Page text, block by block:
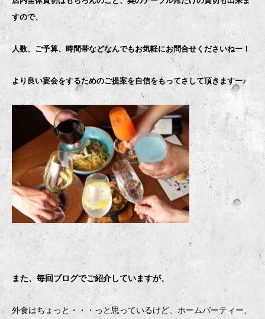
すので、
人数、ご予算、時間帯などなんでもお気軽にお問合せくださいねー！
より良い宴会をするためのご提案を自信をもってさして頂きますー♪
また、毎回ブログでご紹介していますが、
外食はちょっと・・・っと思っているけど、ホームパーティー、